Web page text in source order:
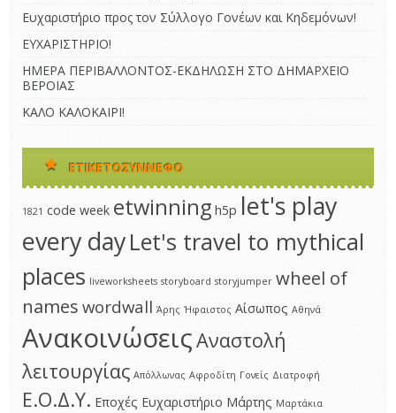
Ευχαριστήριο προς τον Σύλλογο Γονέων και Κηδεμόνων!
ΕΥΧΑΡΙΣΤΗΡΙΟ!
ΗΜΕΡΑ ΠΕΡΙΒΑΛΛΟΝΤΟΣ-ΕΚΔΗΛΩΣΗ ΣΤΟ ΔΗΜΑΡΧΕΙΟ
ΒΕΡΟΙΑΣ
ΚΑΛΟ ΚΑΛΟΚΑΙΡΙ!
ΕΤΙΚΕΤΟΣΎΝΝΕΦΟ
1821 code week etwinning h5p let's play
every dayLet's travel to mythical
places liveworksheets storyboard storyjumper wheel of
names wordwall Άρης Ήφαιστος Αίσωπος Αθηνά
ΑνακοινώσειςΑναστολή
λειτουργίας Απόλλωνας Αφροδίτη Γονείς Διατροφή
Ε.Ο.Δ.Υ. Εποχές Ευχαριστήριο Μάρτης Μαρτάκια